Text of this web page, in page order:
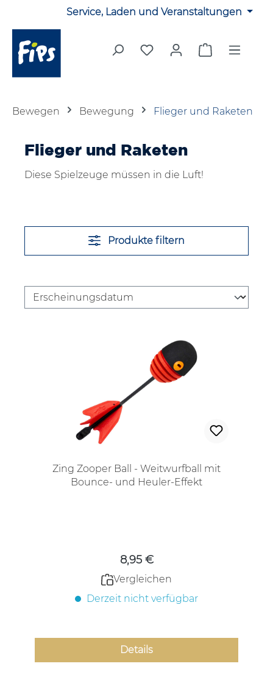
Zum Hauptinhalt springenService, Laden und Veranstaltungen
Du hast 0 Produkte auf
Warenkorb
Bewegen Bewegung Flieger und Raketen
Flieger und Raketen
Diese Spielzeuge müssen in die Luft!
Produkte filtern
Zing Zooper Ball - Weitwurfball mit
Bounce- und Heuler-Effekt
8,95 €
Vergleichen
Derzeit nicht verfügbar
Details